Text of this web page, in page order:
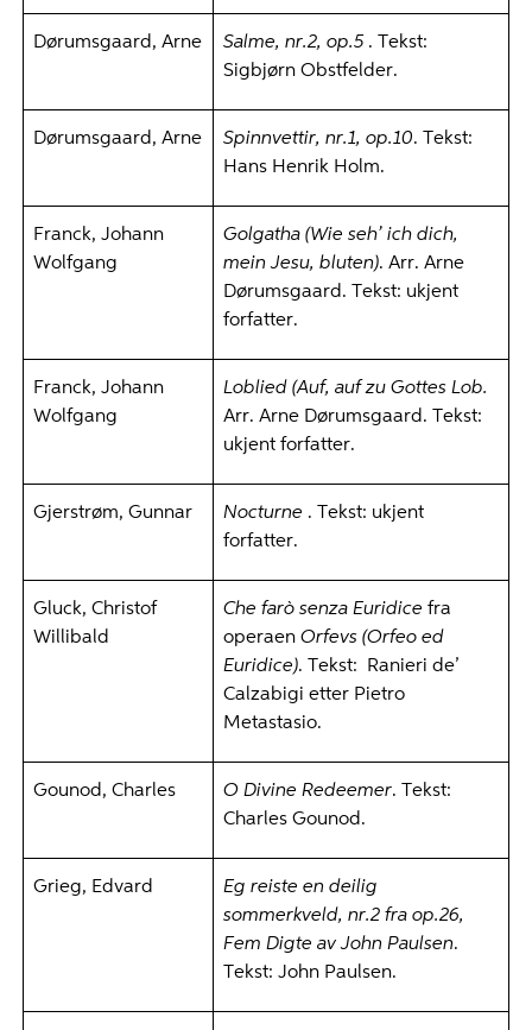
Dørumsgaard, Arne Salme, nr.2, op.5 . Tekst:
Sigbjørn Obstfelder.
Dørumsgaard, Arne Spinnvettir, nr.1, op.10. Tekst:
Hans Henrik Holm.
Franck, Johann
Wolfgang
Golgatha (Wie seh’ ich dich,
mein Jesu, bluten). Arr. Arne
Dørumsgaard. Tekst: ukjent
forfatter.
Franck, Johann
Wolfgang
Loblied (Auf, auf zu Gottes Lob.
Arr. Arne Dørumsgaard.
Tekst:
ukjent forfatter.
Gjerstrøm, Gunnar Nocturne . Tekst: ukjent
forfatter.
Gluck, Christof
Willibald
Che farò senza Euridice fra
operaenOrfevs (Orfeo ed
Euridice). Tekst: Ranieri de’
Calzabigi etter Pietro
Metastasio.
Gounod, Charles O Divine Redeemer. Tekst:
Charles Gounod.
Grieg, Edvard
Eg reiste en deilig
sommerkveld, nr.2 fra op.26,
Fem Digte av John Paulsen.
Tekst: John Paulsen.